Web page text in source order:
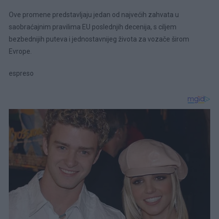
Ove promene predstavljaju jedan od najvećih zahvata u
saobraćajnim pravilima EU poslednjih decenija, s ciljem
bezbednijih puteva i jednostavnijeg života za vozače širom
Evrope.
espreso